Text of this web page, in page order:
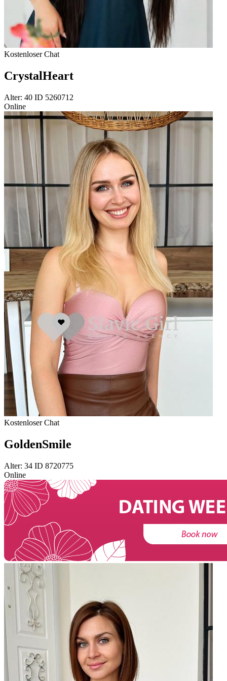
Kostenloser Chat
CrystalHeart
Alter: 40 ID 5260712
Online
Kostenloser Chat
GoldenSmile
Alter: 34 ID 8720775
Online